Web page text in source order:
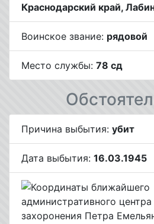
Краснодарский край,
Воинское звание: рядовой
Место службы: 78 сд
Причина выбытия: убит
Дата выбытия: 16.03.1945